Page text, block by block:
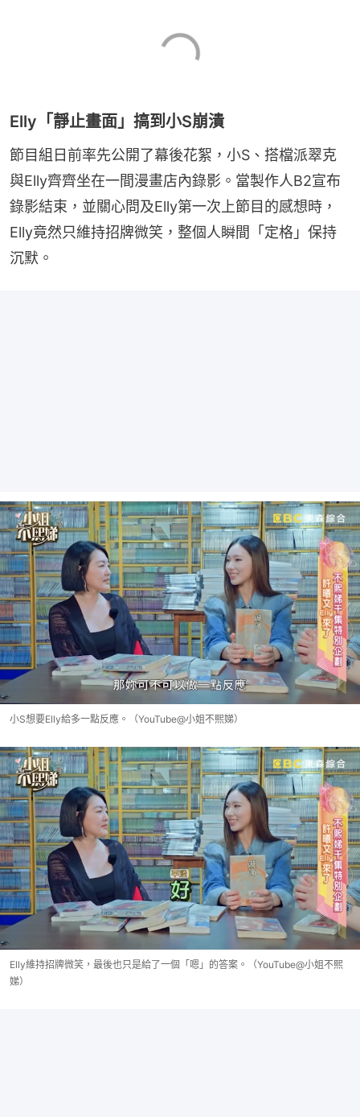
Elly「靜止畫面」搞到小S崩潰
節目組日前率先公開了幕後花絮，小S、搭檔派翠克
與Elly齊齊坐在一間漫畫店內錄影。當製作人B2宣布
錄影結束，並關心問及Elly第一次上節目的感想時，
Elly竟然只維持招牌微笑，整個人瞬間「定格」保持
沉默。
小S想要Elly給多一點反應。（YouTube@小姐不熙娣）
Elly維持招牌微笑，最後也只是給了一個「嗯」的答案。（YouTube@小姐不熙
娣）